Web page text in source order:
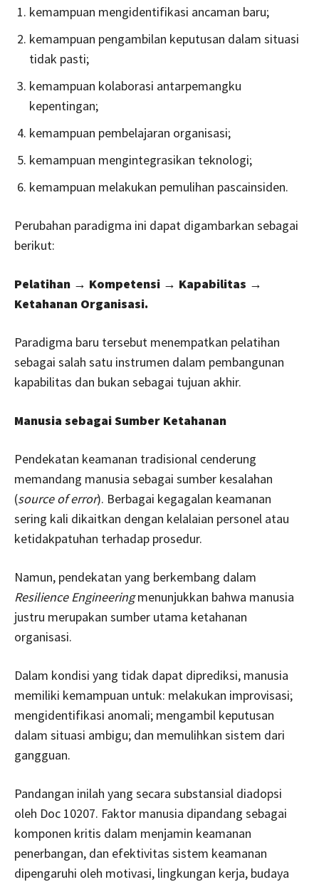
kemampuan mengidentifikasi ancaman baru;
kemampuan pengambilan keputusan dalam situasi
tidak pasti;
kemampuan kolaborasi antarpemangku
kepentingan;
kemampuan pembelajaran organisasi;
kemampuan mengintegrasikan teknologi;
kemampuan melakukan pemulihan pascainsiden.
Perubahan paradigma ini dapat digambarkan sebagai
berikut:
Pelatihan → Kompetensi → Kapabilitas →
Ketahanan Organisasi.
Paradigma baru tersebut menempatkan pelatihan
sebagai salah satu instrumen dalam pembangunan
kapabilitas dan bukan sebagai tujuan akhir.
Manusia sebagai Sumber Ketahanan
Pendekatan keamanan tradisional cenderung
memandang manusia sebagai sumber kesalahan
(source of error). Berbagai kegagalan keamanan
sering kali dikaitkan dengan kelalaian personel atau
ketidakpatuhan terhadap prosedur.
Namun, pendekatan yang berkembang dalam
Resilience Engineeringmenunjukkan bahwa manusia
justru merupakan sumber utama ketahanan
organisasi.
Dalam kondisi yang tidak dapat diprediksi, manusia
memiliki kemampuan untuk: melakukan improvisasi;
mengidentifikasi anomali; mengambil keputusan
dalam situasi ambigu; dan memulihkan sistem dari
gangguan.
Pandangan inilah yang secara substansial diadopsi
oleh Doc 10207. Faktor manusia dipandang sebagai
komponen kritis dalam menjamin keamanan
penerbangan, dan efektivitas sistem keamanan
dipengaruhi oleh motivasi, lingkungan kerja, budaya